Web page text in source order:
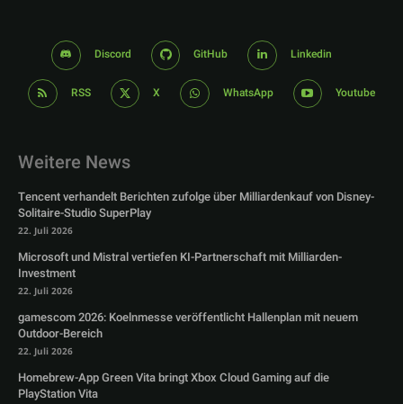
Discord GitHub Linkedin
RSS X WhatsApp Youtube
Weitere News
Tencent verhandelt Berichten zufolge über Milliardenkauf von Disney-
Solitaire-Studio SuperPlay
22. Juli 2026
Microsoft und Mistral vertiefen KI-Partnerschaft mit Milliarden-
Investment
22. Juli 2026
gamescom 2026: Koelnmesse veröffentlicht Hallenplan mit neuem
Outdoor-Bereich
22. Juli 2026
Homebrew-App Green Vita bringt Xbox Cloud Gaming auf die
PlayStation Vita